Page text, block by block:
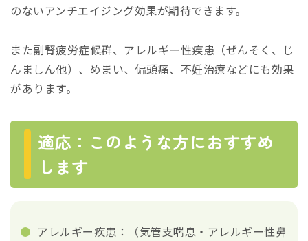
のないアンチエイジング効果が期待できます。
また副腎疲労症候群、アレルギー性疾患（ぜんそく、じ
んましん他）、めまい、偏頭痛、不妊治療などにも効果
があります。
適応：このような方におすすめ
します
アレルギー疾患：（気管支喘息・アレルギー性鼻